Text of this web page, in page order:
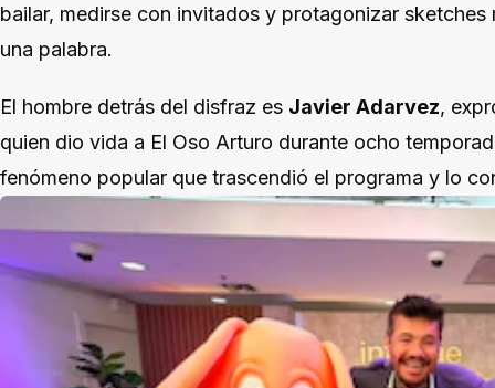
bailar, medirse con invitados y protagonizar sketches
una palabra.
El hombre detrás del disfraz es Javier Adarvez,
quien dio vida a El Oso Arturo durante ocho
fenómeno popular que trascendió el programa y lo